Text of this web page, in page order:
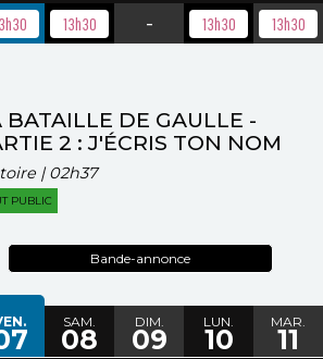
13h30 - 13h30 13h30
BATAILLE DE GAULLE -
2 : J'ÉCRIS TON NOM
| 02h37
PUBLIC
Bande-annonce
SAM.
08
DIM.
09
LUN.
10
MAR.
11